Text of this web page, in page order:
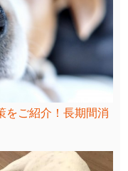
をご紹介！長期間消